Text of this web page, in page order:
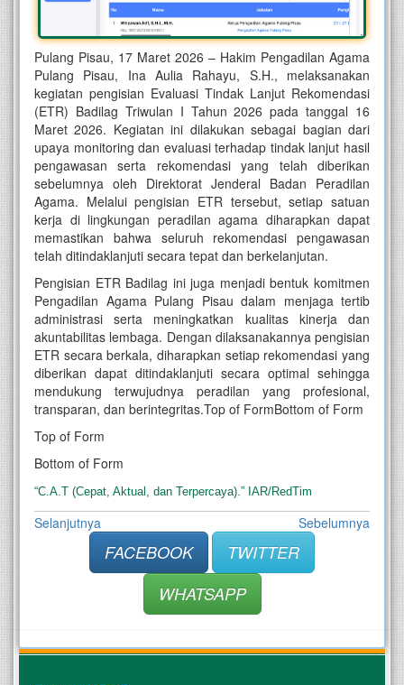
Pulang Pisau, 17 Maret 2026 – Hakim Pengadilan Agama
Pulang Pisau, Ina Aulia Rahayu, S.H., melaksanakan
kegiatan pengisian Evaluasi Tindak Lanjut Rekomendasi
(ETR) Badilag Triwulan I Tahun 2026 pada tanggal 16
Maret 2026. Kegiatan ini dilakukan sebagai bagian dari
upaya monitoring dan evaluasi terhadap tindak lanjut hasil
pengawasan serta rekomendasi yang telah diberikan
sebelumnya oleh Direktorat Jenderal Badan Peradilan
Agama. Melalui pengisian ETR tersebut, setiap satuan
kerja di lingkungan peradilan agama diharapkan dapat
memastikan bahwa seluruh rekomendasi pengawasan
telah ditindaklanjuti secara tepat dan berkelanjutan.
Pengisian ETR Badilag ini juga menjadi bentuk komitmen
Pengadilan Agama Pulang Pisau dalam menjaga tertib
administrasi serta meningkatkan kualitas kinerja dan
akuntabilitas lembaga. Dengan dilaksanakannya pengisian
ETR secara berkala, diharapkan setiap rekomendasi yang
diberikan dapat ditindaklanjuti secara optimal sehingga
mendukung terwujudnya peradilan yang profesional,
transparan, dan berintegritas.Top of FormBottom of Form
Top of Form
Bottom of Form
“C.A.T (Cepat, Aktual, dan Terpercaya).” IAR/RedTim
Selanjutnya Sebelumnya
FACEBOOK
TWITTER
WHATSAPP